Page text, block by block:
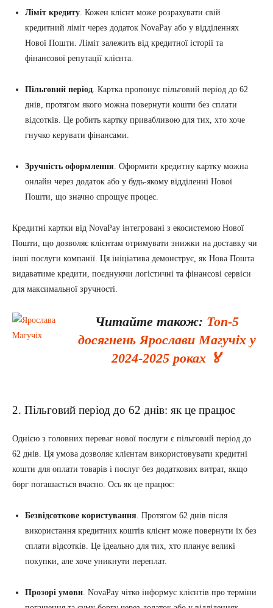
Ліміт кредиту. Кожен клієнт може розрахувати свій
кредитний ліміт через додаток NovaPay або у відділеннях
Нової Пошти. Ліміт залежить від кредитної історії та
фінансової репутації клієнта.
Пільговий період. Картка пропонує пільговий період до 62
днів, протягом якого можна повернути кошти без сплати
відсотків. Це робить картку привабливою для тих, хто хоче
гнучко керувати фінансами.
Зручність оформлення. Оформити кредитну картку можна
онлайн через додаток або у будь-якому відділенні Нової
Пошти, що значно спрощує процес.
Кредитні картки від NovaPay інтегровані з екосистемою Нової
Пошти, що дозволяє клієнтам отримувати знижки на доставку чи
інші послуги компанії. Ця ініціатива демонструє, як Нова Пошта
видаватиме кредити, поєднуючи логістичні та фінансові сервіси
для максимальної зручності.
Читайте також: Топ-5
досягнень Ярослави Магучіх у
2024-2025 роках 🏅
2. Пільговий період до 62 днів: як це працює
Однією з головних переваг нової послуги є пільговий період до
62 днів. Ця умова дозволяє клієнтам використовувати кредитні
кошти для оплати товарів і послуг без додаткових витрат, якщо
борг погашається вчасно. Ось як це працює:
Безвідсоткове користування. Протягом 62 днів після
використання кредитних коштів клієнт може повернути їх без
сплати відсотків. Це ідеально для тих, хто планує великі
покупки, але хоче уникнути переплат.
Прозорі умови. NovaPay чітко інформує клієнтів про терміни